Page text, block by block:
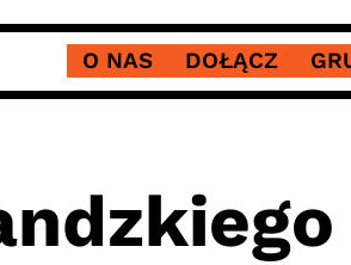
O NAS DOŁĄCZ